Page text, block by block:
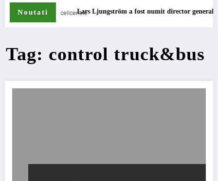
Noutati Lars Ljungström a fost numit director general
Tag: control truck&bus